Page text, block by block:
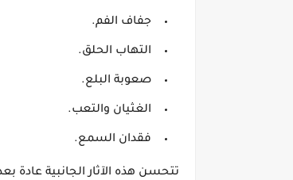
جفاف الفم.
التهاب الحلق.
صعوبة البلع.
الغثيان والتعب.
فقدان السمع.
تتحسن هذه الآثار الجانبية عادة